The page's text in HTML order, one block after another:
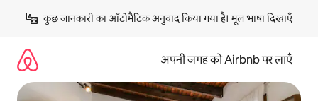
छोड़कर
कॉन्टेंट
कुछ जानकारी का ऑटोमैटिक अनुवाद किया गया है। मूल भाषा दिखाएँ
अपनी जगह को Airbnb पर लाएँ